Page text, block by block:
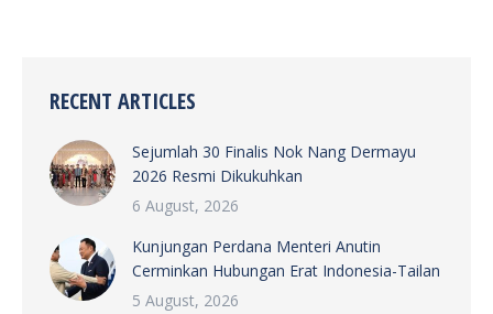
RECENT ARTICLES
Sejumlah 30 Finalis Nok Nang Dermayu
2026 Resmi Dikukuhkan
6 August, 2026
Kunjungan Perdana Menteri Anutin
Cerminkan Hubungan Erat Indonesia-Tailan
5 August, 2026